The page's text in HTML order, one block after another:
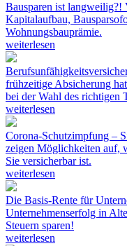
Bausparen ist langweilig?!
Kapitalaufbau,
Wohnungsbauprämie.
weiterlesen
frühzeitige Absicherung
bei der Wahl des richtigen
weiterlesen
Corona-Schutzimpfung –
zeigen Möglichkeiten auf,
Sie versicherbar ist.
weiterlesen
Die Basis-Rente für
Unternehmenserfolg in
Steuern sparen!
weiterlesen